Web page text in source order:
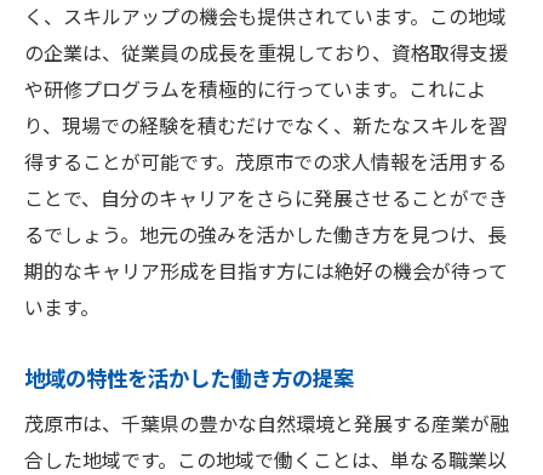
く、スキルアップの機会も提供されています。この地域
の企業は、従業員の成長を重視しており、資格取得支援
や研修プログラムを積極的に行っています。これによ
り、現場での経験を積むだけでなく、新たなスキルを習
得することが可能です。茂原市での求人情報を活用する
ことで、自分のキャリアをさらに発展させることができ
るでしょう。地元の強みを活かした働き方を見つけ、長
期的なキャリア形成を目指す方には絶好の機会が待って
います。
地域の特性を活かした働き方の提案
茂原市は、千葉県の豊かな自然環境と発展する産業が融
合した地域です。この地域で働くことは、単なる職業以